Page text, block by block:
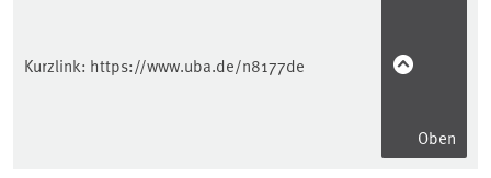
Kurzlink: https://www.uba.de/n8177de
Oben